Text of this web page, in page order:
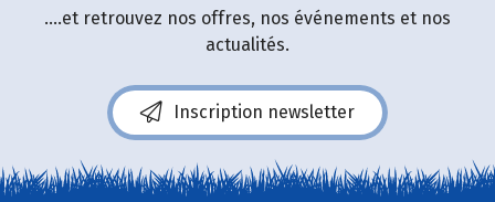
....et retrouvez nos offres, nos événements et nos
actualités.
Inscription newsletter